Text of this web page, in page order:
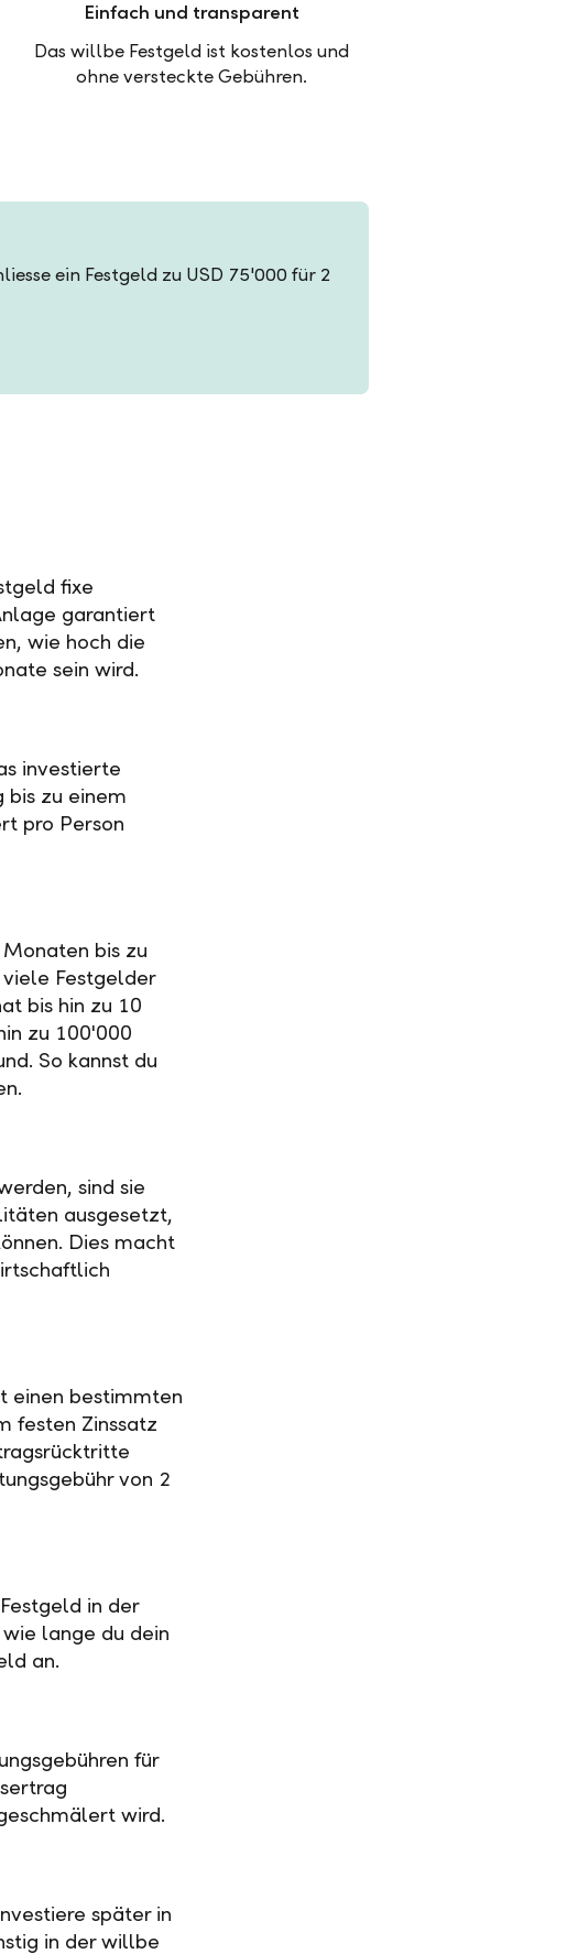
Einfach und transparent
Das willbe Festgeld ist kostenlos und
ohne versteckte Gebühren.
ein Festgeld zu USD 75'000 für 2
fixe
garantiert
wie hoch die
sein wird.
investierte
bis zu einem
pro Person
bis zu
Festgelder
bis hin zu 10
zu 100'000
So kannst du
sind sie
ausgesetzt,
Dies macht
einen bestimmten
festen Zinssatz
von 2
in der
lange du dein
an.
für
wird.
später in
in der willbe